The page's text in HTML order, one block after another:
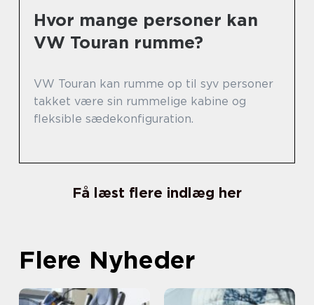
Hvor mange personer kan
VW Touran rumme?
VW Touran kan rumme op til syv personer
takket være sin rummelige kabine og
fleksible sædekonfiguration.
Få læst flere indlæg her
Flere Nyheder